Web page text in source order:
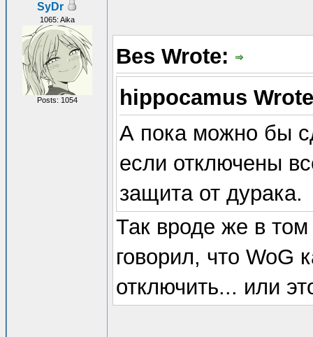
SyDr
1065: Aika
Posts: 1054
Bes Wrote:
hippocamus
А пока можно бы
если отключены
защита от дурака.
Так вроде же в
говорил, что WoG
отключить... или